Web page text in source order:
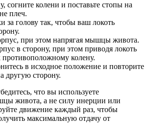
согните колени и поставьте стопы на
плеч.
за голову так, чтобы ваш локоть
при этом напрягая мышцы живота.
в сторону, при этом приводя локоть
противоположному колену.
в исходное положение и повторите
другую сторону.
что вы используете
живота, а не силу инерции или
движение каждый раз, чтобы
максимальную отдачу от